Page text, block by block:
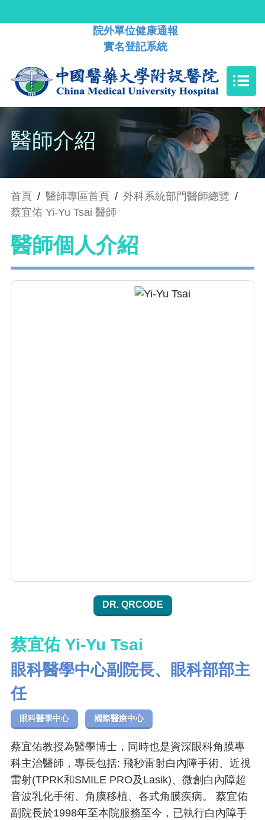
院外單位健康通報
實名登記系統
醫師介紹
首頁 / 醫師專區首頁 / 外科系統部門醫師總覽 /
蔡宜佑 Yi-Yu Tsai 醫師
醫師個人介紹
DR. QRCODE
蔡宜佑 Yi-Yu Tsai
眼科醫學中心副院長、眼科部部主
任
眼科醫學中心 國際醫療中心
蔡宜佑教授為醫學博士，同時也是資深眼科角膜專
科主治醫師，專長包括: 飛秒雷射白內障手術、近視
雷射(TPRK和SMILE PRO及Lasik)、微創白內障超
音波乳化手術、角膜移植、各式角膜疾病。 蔡宜佑
副院長於1998年至本院服務至今，已執行白內障手